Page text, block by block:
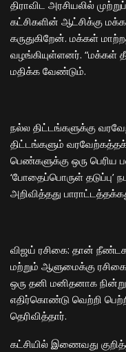
​திராவிட அரசியலில்
கட்சிகளின் ஆட்சிக்கு
கருதுகிறேன். மக்கள்
வழங்கியுள்ளனர். “மக்கள்
மதிக்க வேண்டும்.
​நல்ல திட்டங்களுக்கு
திட்டங்களும்
பெண்களுக்கு ஒரு பெரிய
‘போதைப்பொருள் தடுப்பு’
அறிவித்தது
​விஜய் ரசிகை: தான்
மற்றும் ஆளுமைக்கு
ஒரு தனி மனிதனாக
எதிர்கொண்டு வெற்றி
தெரிவித்தார்.
​கட்சியில் இணைவது